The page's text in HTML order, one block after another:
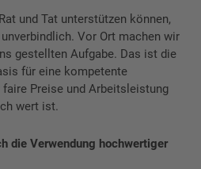
und Tat unterstützen können,
Vor Ort machen wir
gestellten Aufgabe. Das ist die
für eine kompetente
faire Preise und Arbeitsleistung
wert ist.
die Verwendung hochwertiger